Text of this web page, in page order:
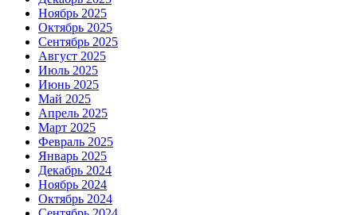
Ноябрь 2025
Октябрь 2025
Сентябрь 2025
Август 2025
Июль 2025
Июнь 2025
Май 2025
Апрель 2025
Март 2025
Февраль 2025
Январь 2025
Декабрь 2024
Ноябрь 2024
Октябрь 2024